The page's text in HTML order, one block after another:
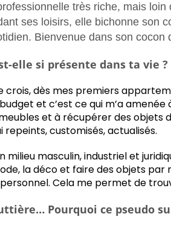
très riche, mais loin
ses loisirs, elle bichonne son
Bienvenue dans son cocon
elle si présente dans ta vie ?
crois, dès mes premiers
et c’est ce qui m’a
et à récupérer des objets
repeints, customisés, actualisés.
milieu masculin, industriel et
la déco et faire des objets
Cela me permet de
Pourquoi ce pseudo